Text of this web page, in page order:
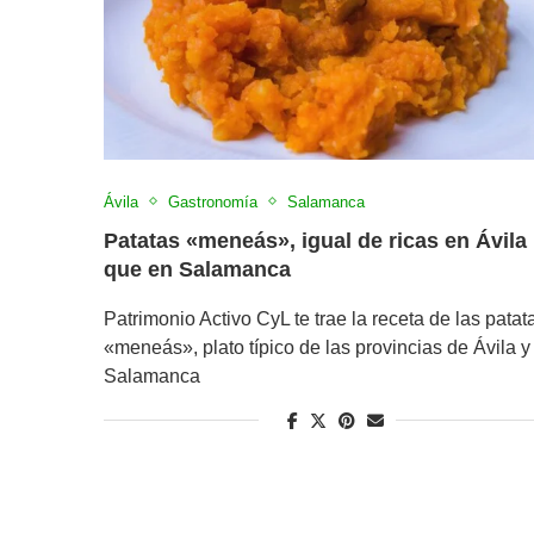
Ávila Gastronomía Salamanca
Patatas «meneás», igual de ricas en Ávila
que en Salamanca
Patrimonio Activo CyL te trae la receta de las
«meneás», plato típico de las provincias de Ávila y
Salamanca